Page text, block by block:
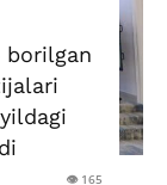
👁 165